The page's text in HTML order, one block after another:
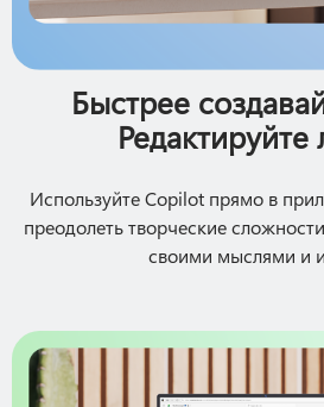
Быстрее
Используйте Copilot прямо в
преодолеть творческие
своими мыслями и